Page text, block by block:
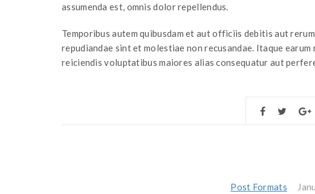
assumenda est, omnis dolor repellendus.
Temporibus autem quibusdam et aut officiis debitis aut
repudiandae sint et molestiae non recusandae. Itaque
reiciendis voluptatibus maiores alias consequatur aut
Post Formats